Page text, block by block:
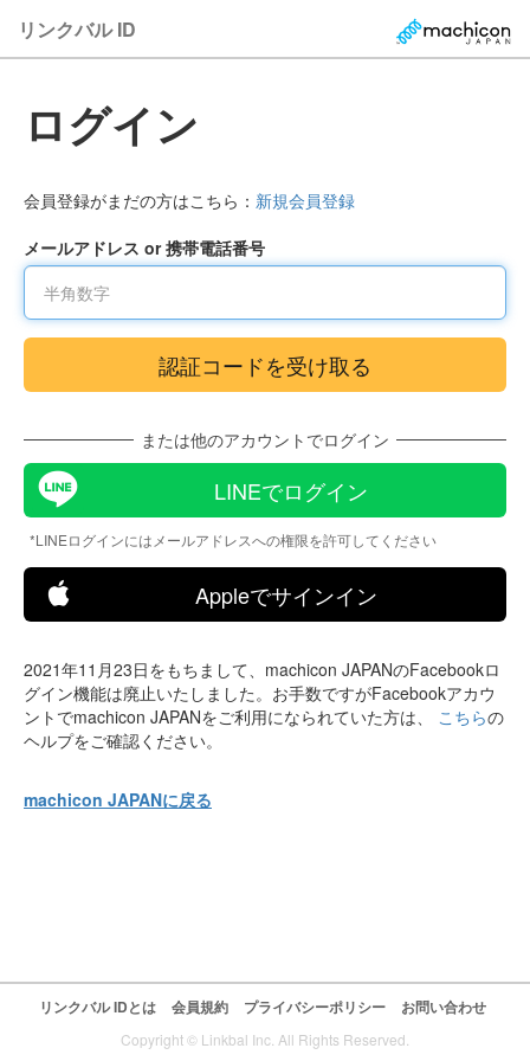
リンクバル ID
ログイン
会員登録がまだの方はこちら： 新規会員登録
メールアドレス or 携帯電話番号
または他のアカウントでログイン
LINEでログイン
*LINEログインにはメールアドレスへの権限を許可してください
Appleでサインイン
2021年11月23日をもちまして、machicon JAPANのFacebookロ
グイン機能は廃止いたしました。お手数ですがFacebookアカウ
ントでmachicon JAPANをご利用になられていた方は、 こちらの
ヘルプをご確認ください。
machicon JAPANに戻る
リンクバル IDとは 会員規約 プライバシーポリシー お問い合わせ
Copyright © Linkbal Inc. All Rights Reserved.